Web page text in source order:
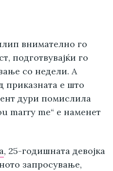
внимателно го
подготвувајќи го
со недели. А
приказната е што
дури помислила
marry me“ е наменет
, 25-годишната девојка
запросување,